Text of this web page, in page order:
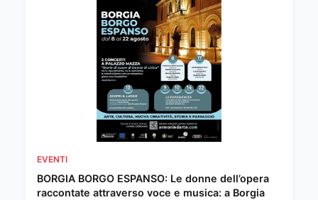
EVENTI
BORGIA BORGO ESPANSO: Le donne dell’opera
raccontate attraverso voce e musica: a Borgia